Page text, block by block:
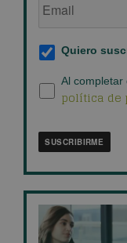
de
Suscripción
al
blog
*
Quiero
Política
de
Al completar
política de
SUSCRIBIRME